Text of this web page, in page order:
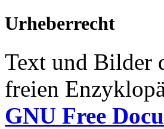
Urheberrecht
Text und Bilder
freien
GNU Free